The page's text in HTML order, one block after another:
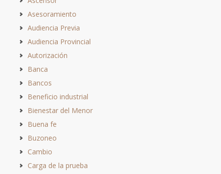
Asesoramiento
Audiencia Previa
Audiencia Provincial
Autorización
Banca
Bancos
Beneficio industrial
Bienestar del Menor
Buena fe
Buzoneo
Cambio
Carga de la prueba